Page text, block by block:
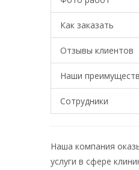
Как заказать
Отзывы клиентов
Наши
Сотрудники
Наша компания
услуги в сфере